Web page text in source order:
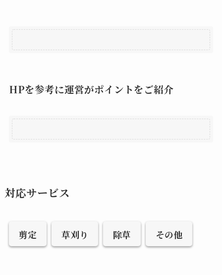
HPを参考に運営がポイントをご紹介
対応サービス
剪定 草刈り 除草 その他